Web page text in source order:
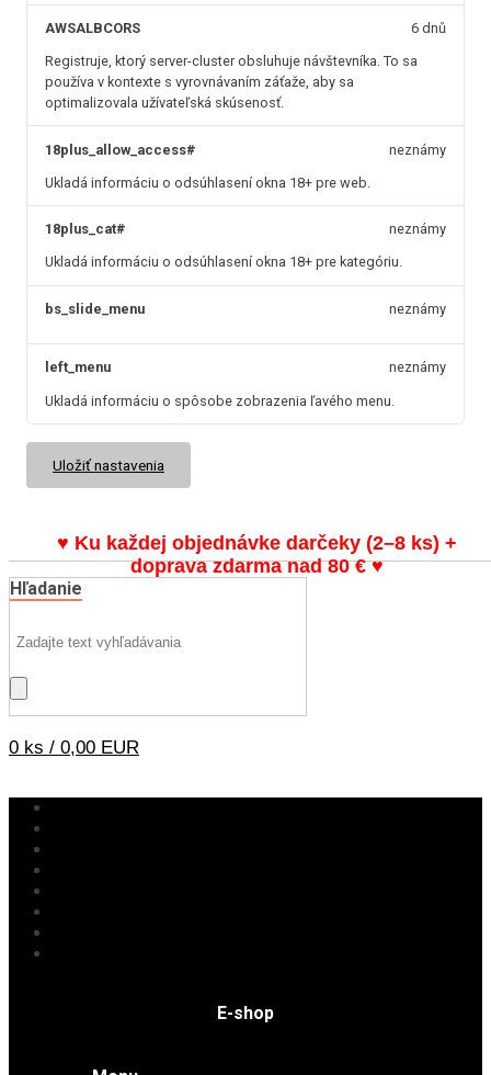
AWSALBCORS
Registruje, ktorý server-cluster obsluhuje návštevníka. To sa
používa v kontexte s vyrovnávaním záťaže, aby sa
optimalizovala užívateľská skúsenosť.
6 dnů
18plus_allow_access#
Ukladá informáciu o odsúhlasení okna 18+ pre web.
neznámy
18plus_cat#
Ukladá informáciu o odsúhlasení okna 18+ pre kategóriu.
neznámy
bs_slide_menu neznámy
left_menu
Ukladá informáciu o spôsobe zobrazenia ľavého menu.
neznámy
Uložiť nastavenia
♥ Ku každej objednávke darčeky (2–8 ks) +
doprava zdarma nad 80 €♥
Hľadanie
0 ks / 0,00 EUR
E-shop